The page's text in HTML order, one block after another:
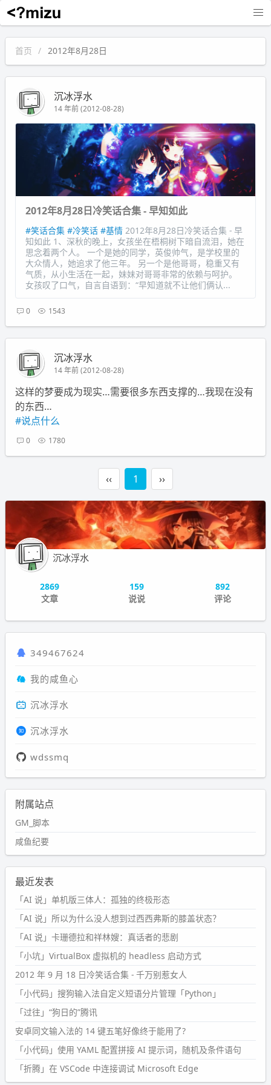
沉冰浮水
首页 2012年8月28日
沉冰浮水
14 年前 (2012-08-28)
2012年8月28日冷笑话合集 - 早知如此
#笑话合集 #冷笑话 #基情 2012年8月28日冷笑话合集 - 早
知如此 1、深秋的晚上，女孩坐在梧桐树下暗自流泪，她在
思念着两个人。 一个是她的同学，英俊帅气，是学校里的
大众情人，她追求了他三年。 另一个是他哥哥，稳重又有
气质，从小生活在一起，妹妹对哥哥非常的依赖与呵护。
女孩叹了口气，自言自语到：“早知道就不让他们俩认...
0 1543
沉冰浮水
14 年前 (2012-08-28)
这样的梦要成为现实…需要很多东西支撑的…我现在没有
的东西…
#说点什么
0 1780
‹‹ 1 ››
沉冰浮水
2869
文章
159
说说
892
评论
349467624
我的咸鱼心
沉冰浮水
沉冰浮水
wdssmq
附属站点
GM_脚本
咸鱼纪要
最近发表
「AI 说」单机版三体人：孤独的终极形态
「AI 说」所以为什么没人想到过西西弗斯的膝盖状态？
「AI 说」卡珊德拉和祥林嫂：真话者的悲剧
「小坑」VirtualBox 虚拟机的 headless 启动方式
2012 年 9 月 18 日冷笑话合集 - 千万别惹女人
「小代码」搜狗输入法自定义短语分片管理「Python」
「过往」“狗日的”腾讯
安卓同文输入法的 14 键五笔好像终于能用了?
「小代码」使用 YAML 配置拼接 AI 提示词，随机及条件语句
「折腾」在 VSCode 中连接调试 Microsoft Edge